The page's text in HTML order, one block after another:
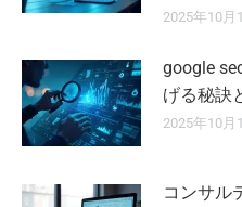
2025年10月
google
げる秘訣
2025年10月
コンサル